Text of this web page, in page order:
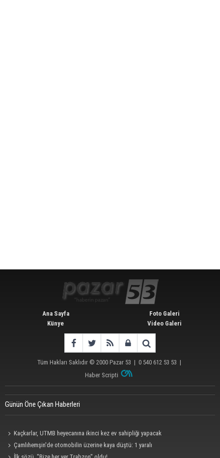
Ana Sayfa
Künye
Foto Galeri
Video Galeri
Tüm Hakları Saklıdır © 2000 Pazar 53 | 0 540 612 53 53 |
Haber Scripti
Günün Öne Çıkan Haberleri
Kaçkarlar, UTMB heyecanına ikinci kez ev sahipliği yapacak
Çamlıhemşin'de otomobilin üzerine kaya düştü: 1 yaralı